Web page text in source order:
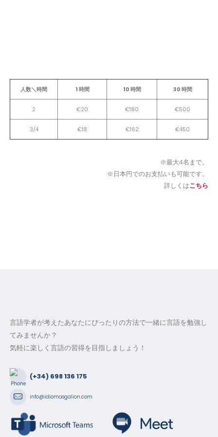
人数＼時間 1 時間 10 時間 30 時間
2 €20 €180 €500
3/4 €18 €162 €450
※最大4名まで。
※日本円でのお支払いも可能です。
詳しくはこちら
言語学者が考えたあなたにぴったりの方法で一緒に言語を勉強し
てみませんか？
気軽に楽しく言語の習得を目指しましょう！
(+34) 698 136 175
info@idiomasgalion.com